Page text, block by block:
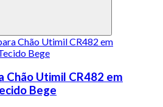
Chão Utimil CR482 em
Bege